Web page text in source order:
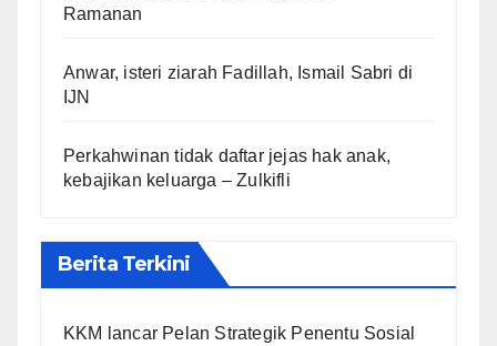
Ramanan
Anwar, isteri ziarah Fadillah, Ismail Sabri di
IJN
Perkahwinan tidak daftar jejas hak anak,
kebajikan keluarga – Zulkifli
Berita Terkini
KKM lancar Pelan Strategik Penentu Sosial